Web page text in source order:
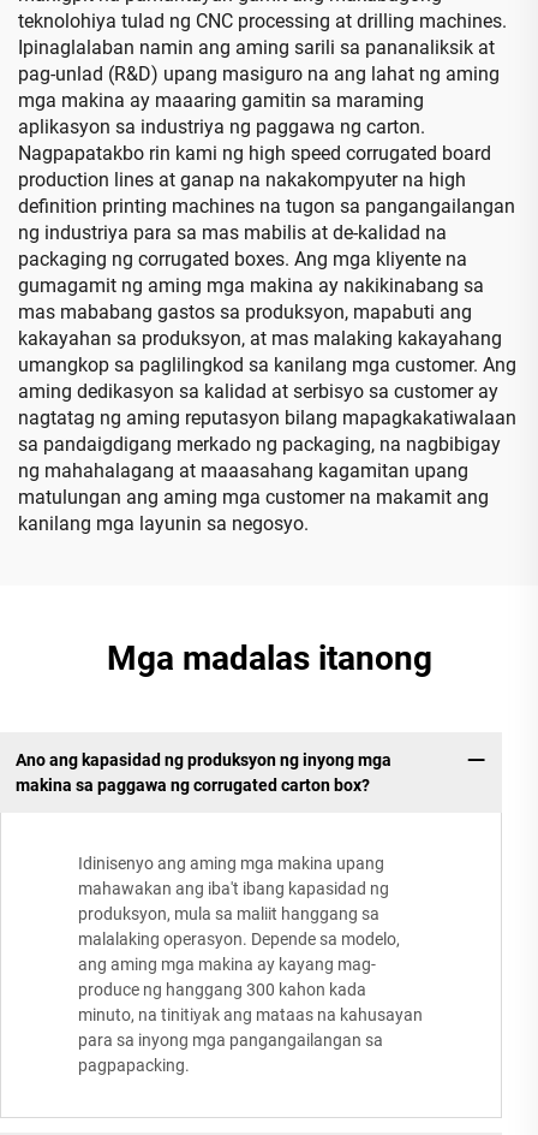
teknolohiya tulad ng CNC processing at drilling machines.
Ipinaglalaban namin ang aming sarili sa pananaliksik at
pag-unlad (R&D) upang masiguro na ang lahat ng aming
mga makina ay maaaring gamitin sa maraming
aplikasyon sa industriya ng paggawa ng carton.
Nagpapatakbo rin kami ng high speed corrugated board
production lines at ganap na nakakompyuter na high
definition printing machines na tugon sa pangangailangan
ng industriya para sa mas mabilis at de-kalidad na
packaging ng corrugated boxes. Ang mga kliyente na
gumagamit ng aming mga makina ay nakikinabang sa
mas mababang gastos sa produksyon, mapabuti ang
kakayahan sa produksyon, at mas malaking kakayahang
umangkop sa paglilingkod sa kanilang mga customer. Ang
aming dedikasyon sa kalidad at serbisyo sa customer ay
nagtatag ng aming reputasyon bilang mapagkakatiwalaan
sa pandaigdigang merkado ng packaging, na nagbibigay
ng mahahalagang at maaasahang kagamitan upang
matulungan ang aming mga customer na makamit ang
kanilang mga layunin sa negosyo.
Mga madalas itanong
Ano ang kapasidad ng produksyon ng inyong mga
makina sa paggawa ng corrugated carton box?
Idinisenyo ang aming mga makina upang
mahawakan ang iba't ibang kapasidad ng
produksyon, mula sa maliit hanggang sa
malalaking operasyon. Depende sa modelo,
ang aming mga makina ay kayang mag-
produce ng hanggang 300 kahon kada
minuto, na tinitiyak ang mataas na kahusayan
para sa inyong mga pangangailangan sa
pagpapacking.